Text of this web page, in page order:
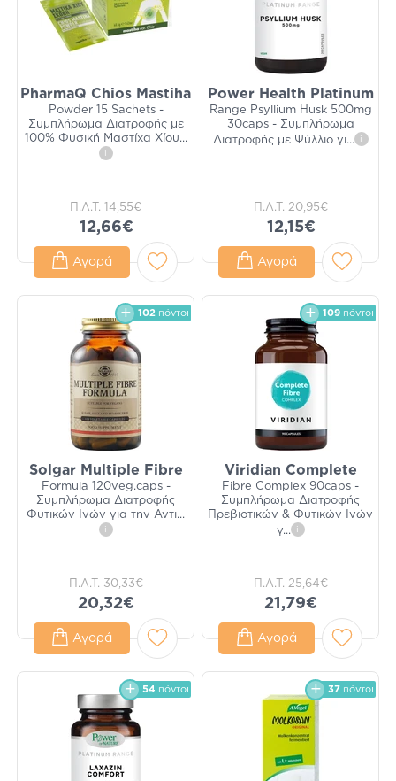
PharmaQ Chios Mastiha
Powder 15 Sachets -
Συμπλήρωμα Διατροφής με
100% Φυσική Μαστίχα Χίου...
i
Π.Λ.Τ. 14,55€
12,66€
Αγορά
Power Health Platinum
Range Psyllium Husk 500mg
30caps - Συμπλήρωμα
Διατροφής με Ψύλλιο γι... i
Π.Λ.Τ. 20,95€
12,15€
Αγορά
102 πόντοι
Solgar Multiple Fibre
Formula 120veg.caps -
Συμπλήρωμα Διατροφής
Φυτικών Ινών για την Αντι...
i
Π.Λ.Τ. 30,33€
20,32€
Αγορά
109 πόντοι
Viridian Complete
Fibre Complex 90caps -
Συμπλήρωμα Διατροφής
Πρεβιοτικών & Φυτικών Ινών
γ... i
Π.Λ.Τ. 25,64€
21,79€
Αγορά
54 πόντοι 37 πόντοι